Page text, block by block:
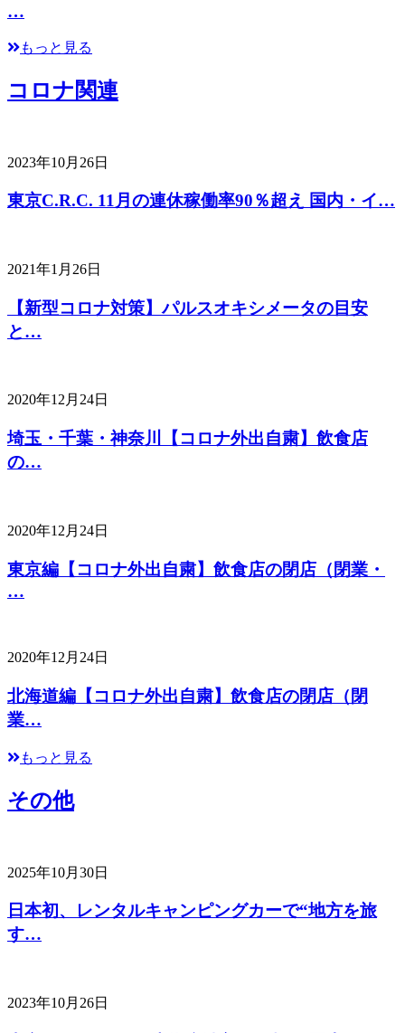
…
もっと見る
コロナ関連
2023年10月26日
東京C.R.C. 11月の連休稼働率90％超え 国内・イ…
2021年1月26日
【新型コロナ対策】パルスオキシメータの目安
と…
2020年12月24日
埼玉・千葉・神奈川【コロナ外出自粛】飲食店
の…
2020年12月24日
東京編【コロナ外出自粛】飲食店の閉店（閉業・
…
2020年12月24日
北海道編【コロナ外出自粛】飲食店の閉店（閉
業…
もっと見る
その他
2025年10月30日
日本初、レンタルキャンピングカーで“地方を旅
す…
2023年10月26日